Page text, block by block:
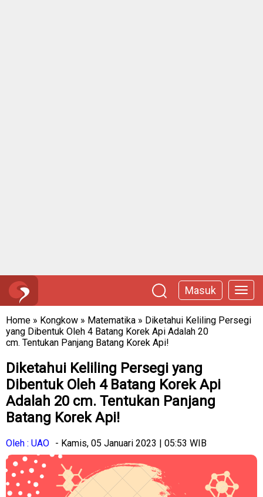
Masuk
Home » Kongkow » Matematika » Diketahui Keliling Persegi
yang Dibentuk Oleh 4 Batang Korek Api Adalah 20
cm. Tentukan Panjang Batang Korek Api!
Diketahui Keliling Persegi yang
Dibentuk Oleh 4 Batang Korek Api
Adalah 20 cm. Tentukan Panjang
Batang Korek Api!
Oleh : UAO - Kamis, 05 Januari 2023 | 05:53 WIB